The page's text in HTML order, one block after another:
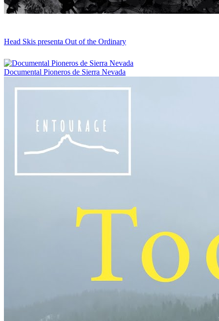
Head Skis presenta Out of the Ordinary
Documental Pioneros de Sierra Nevada